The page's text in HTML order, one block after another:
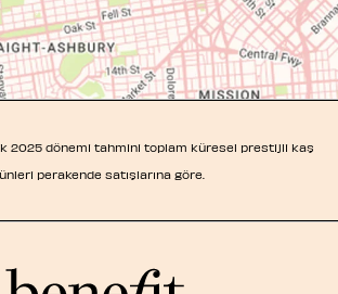
2025 dönemi tahmini toplam küresel prestijli kaş
perakende satışlarına göre.